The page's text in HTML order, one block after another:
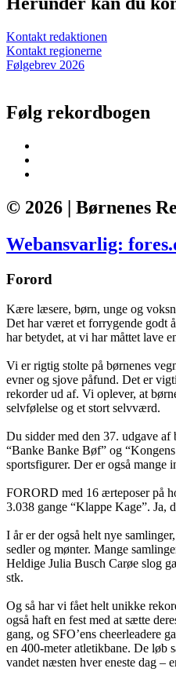
Kontakt redaktionen
Kontakt regionerne
Følgebrev 2026
Følg rekordbogen
© 2026 | Børnenes
Webansvarlig:
Forord
Kære læsere, børn, unge og
Det har været et forrygende godt
har betydet, at vi har måttet lave
Vi er rigtig stolte på børnenes
evner og sjove påfund. Det er
rekorder ud af. Vi oplever, at
selvfølelse og et stort selvværd.
Du sidder med den 37. udgave
“Banke Banke Bøf” og
sportsfigurer. Der er også mange
FORORD med 16 ærteposer på
3.038 gange “Klappe Kage”. Ja,
I år er der også helt nye
sedler og mønter. Mange
Heldige Julia Busch Carøe slog
stk.
Og så har vi fået helt unikke
også haft en fest med at sætte
gang, og SFO’ens cheerleadere
en 400-meter atletikbane. De løb
vandet næsten hver eneste dag –